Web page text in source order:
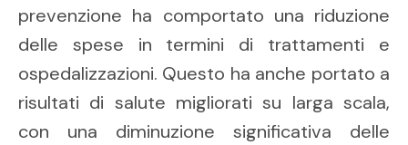
prevenzione ha comportato una riduzione
delle spese in termini di trattamenti e
ospedalizzazioni. Questo ha anche portato a
risultati di salute migliorati su larga scala,
con una diminuzione significativa delle